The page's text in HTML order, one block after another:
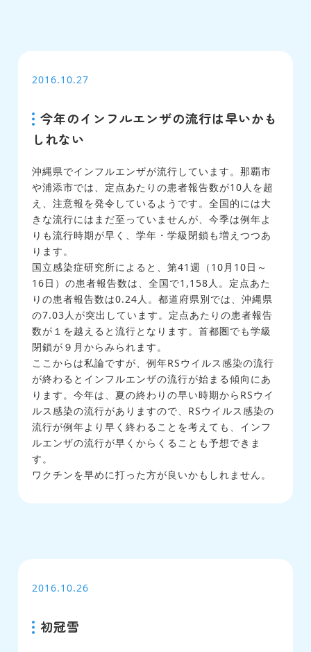
2016.10.27
今年のインフルエンザの流行は早いかも
しれない
沖縄県でインフルエンザが流行しています。那覇市
や浦添市では、定点あたりの患者報告数が10人を超
え、注意報を発令しているようです。全国的には大
きな流行にはまだ至っていませんが、今季は例年よ
りも流行時期が早く、学年・学級閉鎖も増えつつあ
ります。
国立感染症研究所によると、第41週（10月10日～
16日）の患者報告数は、全国で1,158人。定点あた
りの患者報告数は0.24人。都道府県別では、沖縄県
の7.03人が突出しています。定点あたりの患者報告
数が１を越えると流行となります。首都圏でも学級
閉鎖が９月からみられます。
ここからは私論ですが、例年RSウイルス感染の流行
が終わるとインフルエンザの流行が始まる傾向にあ
ります。今年は、夏の終わりの早い時期からRSウイ
ルス感染の流行がありますので、RSウイルス感染の
流行が例年より早く終わることを考えても、インフ
ルエンザの流行が早くからくることも予想できま
す。
ワクチンを早めに打った方が良いかもしれません。
2016.10.26
初冠雪